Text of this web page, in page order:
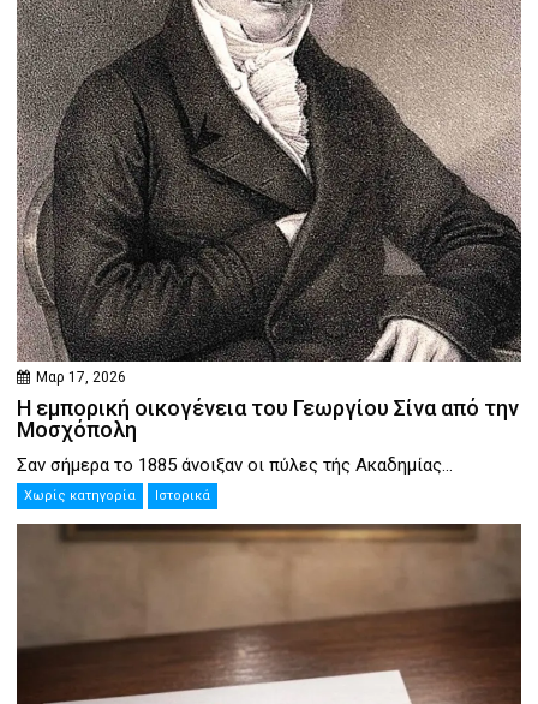
Μαρ 17, 2026
Η εμπορική οικογένεια του Γεωργίου Σίνα από την
Μοσχόπολη
Σαν σήμερα το 1885 άνοιξαν οι πύλες τής Ακαδημίας...
Χωρίς κατηγορία Ιστορικά